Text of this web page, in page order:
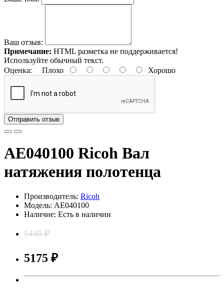
Ваш отзыв:
Примечание: HTML разметка не поддерживается!
Используйте обычный текст.
Оценка: Плохо Хорошо
Отправить отзыв
AE040100 Ricoh Вал
натяжения полотенца
Производитель: Ricoh
Модель: AE040100
Наличие: Есть в наличии
5448 ₽
5175 ₽